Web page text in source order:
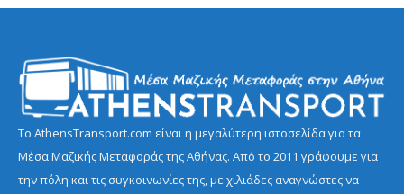
Το AthensTransport.com είναι η μεγαλύτερη ιστοσελίδα για τα
Μέσα Μαζικής Μεταφοράς της Αθήνας. Από το 2011 γράφουμε για
την πόλη και τις συγκοινωνίες της, με χιλιάδες αναγνώστες να